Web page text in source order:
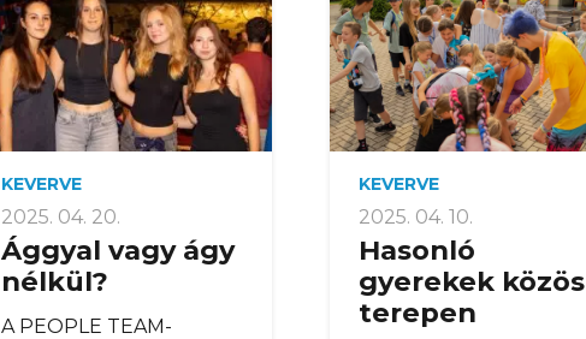
KEVERVE
2025. 04. 20.
Ággyal vagy ágy
nélkül?
A PEOPLE TEAM-
KEVERVE
2025. 04. 10.
Hasonló
gyerekek közös
terepen